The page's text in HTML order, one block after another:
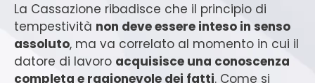
La Cassazione ribadisce che il principio di
tempestività non deve essere inteso in senso
assoluto, ma va correlato al momento in cui il
datore di lavoro acquisisce una conoscenza
completa e ragionevole dei fatti. Come si